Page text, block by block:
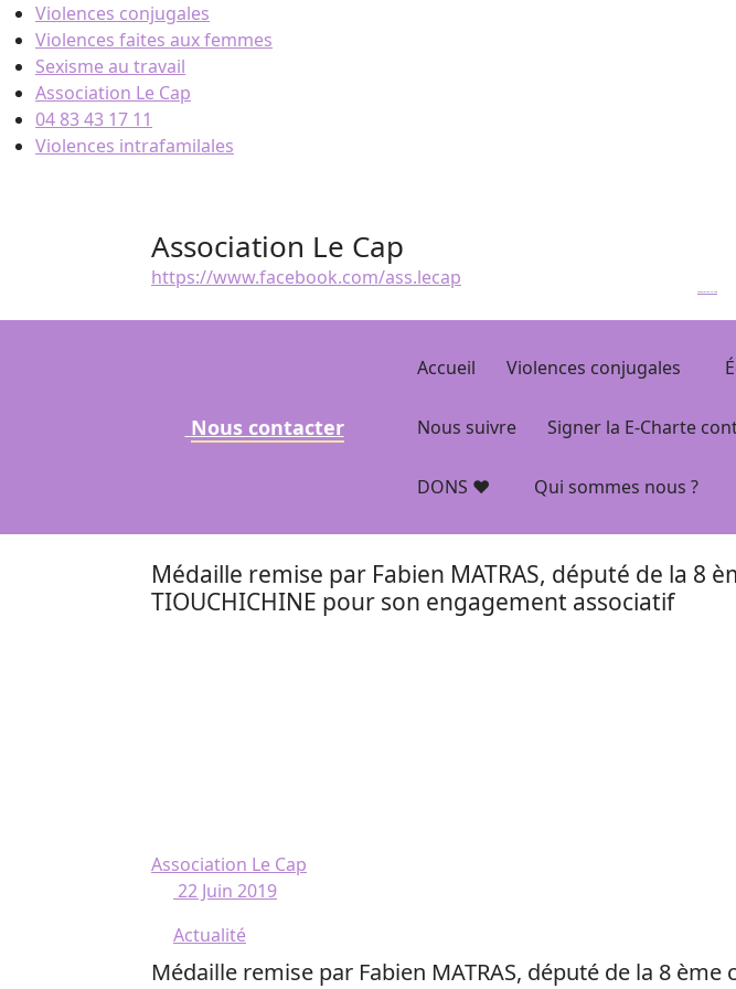
Skip
to
content
Violences conjugales
Violences faites aux femmes
Sexisme au travail
Association Le Cap
04 83 43 17 11
Violences intrafamilales
Association Le Cap
https://www.facebook.com/ass.lecap
Association Le Cap
Nous contacter
Accueil Violences conjugales
Nous suivre Signer la E-Charte
DONS ❤️ Qui sommes nous ?
Médaille remise par Fabien MATRAS, député de la 8
TIOUCHICHINE pour son engagement associatif
Association Le Cap
22 Juin 2019
Actualité
Médaille remise par Fabien MATRAS, député de la 8